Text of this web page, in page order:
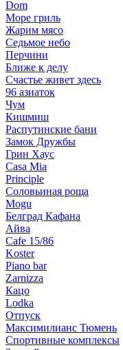
Dom
Море гриль
Жарим мясо
Седьмое небо
Перчини
Ближе к делу
Счастье живет здесь
96 азиаток
Чум
Кишмиш
Распутинские бани
Замок Дружбы
Грин Хаус
Casa Mia
Principle
Соловьиная роща
Mogu
Белград Кафана
Айва
Cafe 15/86
Koster
Piano bar
Zarnizza
Кацо
Lodka
Отпуск
Максимилианс Тюмень
Спортивные комплексы